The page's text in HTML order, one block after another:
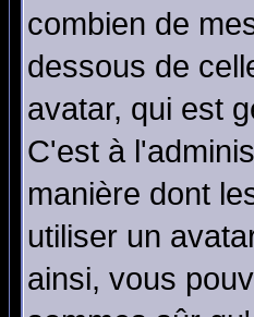
combien de
dessous de
avatar, qui est
C'est à
manière dont
utiliser un
ainsi, vous